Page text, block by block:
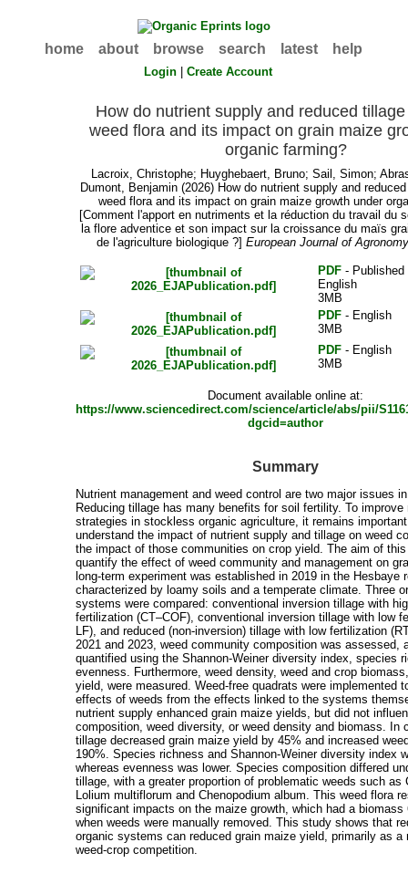
home about browse search latest help
Login |Create Account
How do nutrient supply and reduced
weed flora and its impact on grain maize
organic farming?
Lacroix, Christophe; Huyghebaert, Bruno;Sail, Simon;
Dumont, Benjamin(2026) How do nutrient supply and
weed flora and its impact on grain maize growth under
[Comment l'apport en nutriments et la réduction du travail du
la flore adventice et son impact sur la croissance du maïs
de l'agriculture biologique ?] European Journal of Agronomy
PDF - Published
English
3MB
PDF - English
3MB
PDF - English
3MB
Document available online at:
https://www.sciencedirect.com/science/article/abs/pii/
dgcid=author
Summary
Nutrient management and weed control are two major issues
Reducing tillage has many benefits for soil fertility. To improve
strategies in stockless organic agriculture, it remains
understand the impact of nutrient supply and tillage on weed
the impact of those communities on crop yield. The aim of
quantify the effect of weed community and management on
long-term experiment was established in 2019 in the Hesbaye
characterized by loamy soils and a temperate climate. Three
systems were compared: conventional inversion tillage with
fertilization (CT–COF), conventional inversion tillage with low
LF), and reduced (non-inversion) tillage with low fertilization
2021 and 2023, weed community composition was assessed,
quantified using the Shannon-Weiner diversity index, species
evenness. Furthermore, weed density, weed and crop
yield, were measured. Weed-free quadrats were implemented
effects of weeds from the effects linked to the systems
nutrient supply enhanced grain maize yields, but did not
composition, weed diversity, or weed density and biomass. In
tillage decreased grain maize yield by 45% and increased
190%. Species richness and Shannon-Weiner diversity index
whereas evenness was lower. Species composition differed
tillage, with a greater proportion of problematic weeds such as
Lolium multiflorum and Chenopodium album. This weed flora
significant impacts on the maize growth, which had a biomass
when weeds were manually removed. This study shows that
organic systems can reduced grain maize yield, primarily as a
weed-crop competition.